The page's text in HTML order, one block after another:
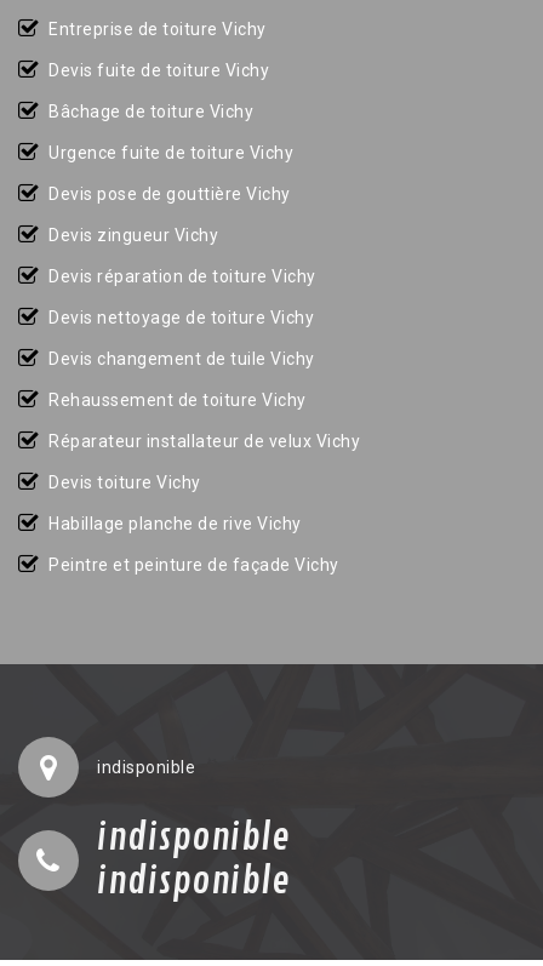
Entreprise de toiture Vichy
Devis fuite de toiture Vichy
Bâchage de toiture Vichy
Urgence fuite de toiture Vichy
Devis pose de gouttière Vichy
Devis zingueur Vichy
Devis réparation de toiture Vichy
Devis nettoyage de toiture Vichy
Devis changement de tuile Vichy
Rehaussement de toiture Vichy
Réparateur installateur de velux Vichy
Devis toiture Vichy
Habillage planche de rive Vichy
Peintre et peinture de façade Vichy
indisponible
indisponible
indisponible